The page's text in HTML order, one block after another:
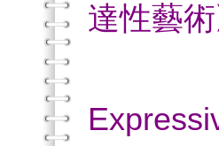
達性藝